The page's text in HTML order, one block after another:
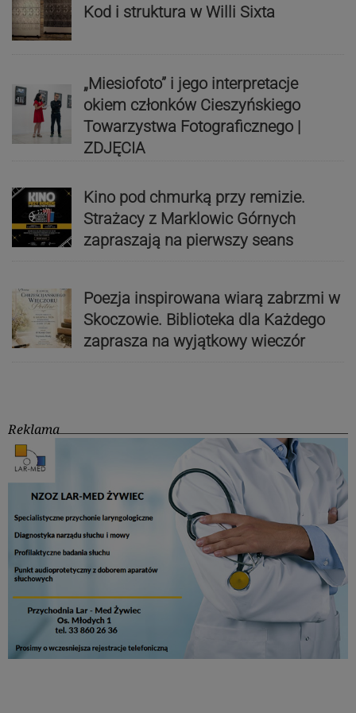
Kod i struktura w Willi Sixta
„Miesiofoto” i jego interpretacje
okiem członków Cieszyńskiego
Towarzystwa Fotograficznego |
ZDJĘCIA
Kino pod chmurką przy remizie.
Strażacy z Marklowic Górnych
zapraszają na pierwszy seans
Poezja inspirowana wiarą zabrzmi w
Skoczowie. Biblioteka dla Każdego
zaprasza na wyjątkowy wieczór
Reklama